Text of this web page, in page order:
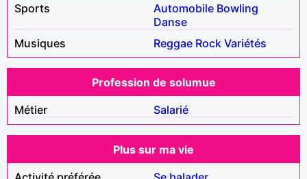
Sports
Automobile Bowling
Danse
Musiques
Reggae Rock Variétés
Profession de solumue
Métier
Salarié
Plus sur ma vie